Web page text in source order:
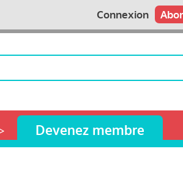
Connexion
Devenez membre